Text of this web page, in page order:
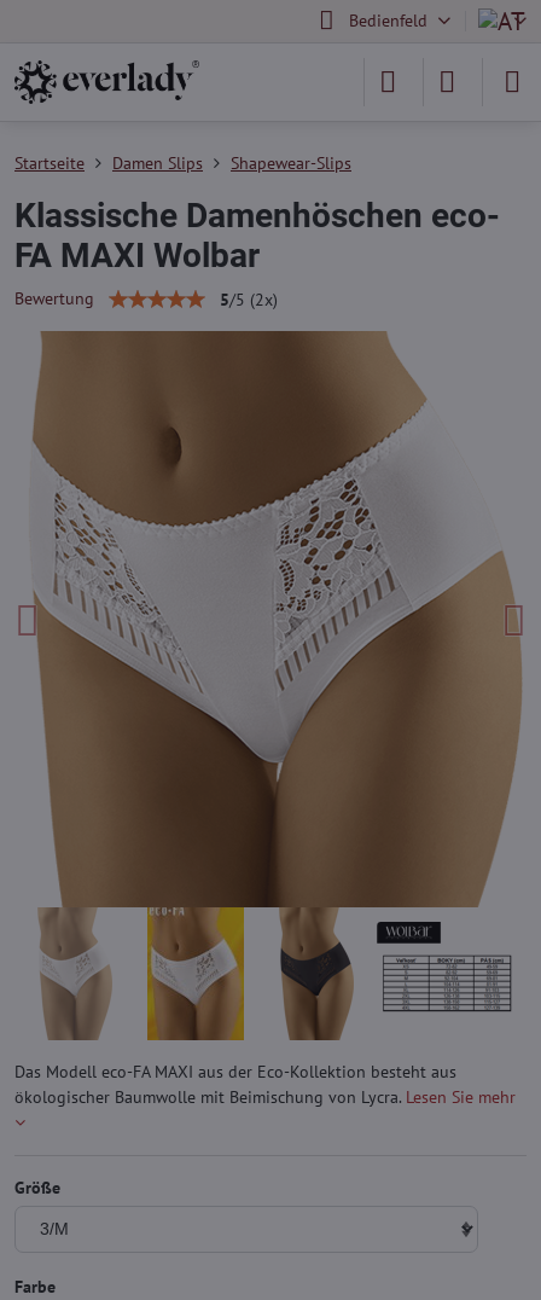
Bedienfeld
Startseite Damen Slips Shapewear-Slips
Klassische Damenhöschen eco-
FA MAXI Wolbar
Bewertung 5/5 (2x)
Das Modell eco-FA MAXI aus der Eco-Kollektion besteht aus
ökologischer Baumwolle mit Beimischung von Lycra. Lesen Sie mehr
Größe
Farbe